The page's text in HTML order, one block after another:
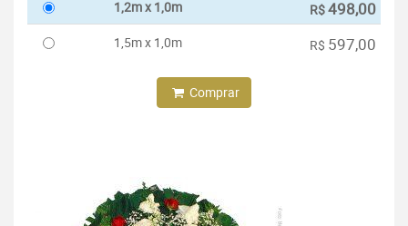
1,2m x 1,0m R$498,00
1,5m x 1,0m R$ 597,00
Comprar